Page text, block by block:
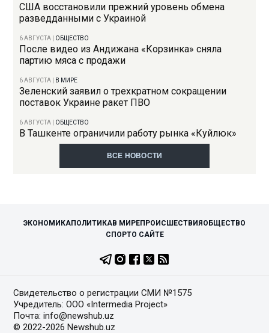
США восстановили прежний уровень обмена
разведданными с Украиной
6 АВГУСТА ОБЩЕСТВО
После видео из Андижана «Корзинка» сняла
партию мяса с продажи
6 АВГУСТА В МИРЕ
Зеленский заявил о трехкратном сокращении
поставок Украине ракет ПВО
6 АВГУСТА ОБЩЕСТВО
В Ташкенте ограничили работу рынка «Куйлюк»
ВСЕ НОВОСТИ
ЭКОНОМИКАПОЛИТИКАВ МИРЕПРОИСШЕСТВИЯОБЩЕСТВО
СПОРТО САЙТЕ
Свидетельство о регистрации СМИ №1575
Учредитель: ООО «Intermedia Project»
Почта: info@newshub.uz
© 2022-2026 Newshub.uz